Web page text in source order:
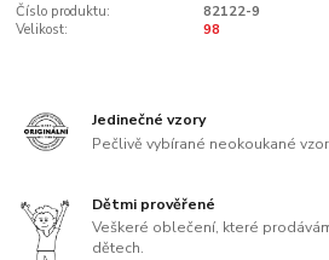
Číslo produktu:
82122-9
Velikost:
98
Jedinečné vzory
Pečlivě vybírané neokoukané
Dětmi prověřené
Veškeré oblečení, které
dětech.